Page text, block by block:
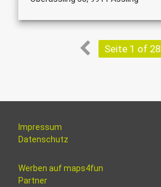
Seite 1 of 28
Impressum
Datenschutz
Werben auf maps4fun
Partner